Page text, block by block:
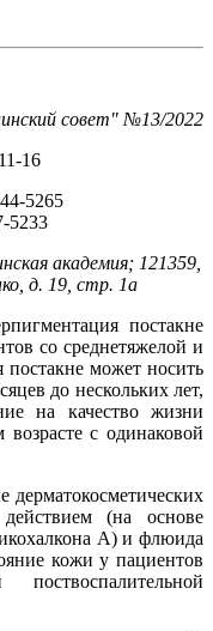
совет" №13/2022
16
5265
5233
академия; 121359,
д. 19, стр. 1а
постакне
со среднетяжелой и
может носить
до нескольких лет,
на качество жизни
с одинаковой
(на основе
А) и флюида
кожи у пациентов